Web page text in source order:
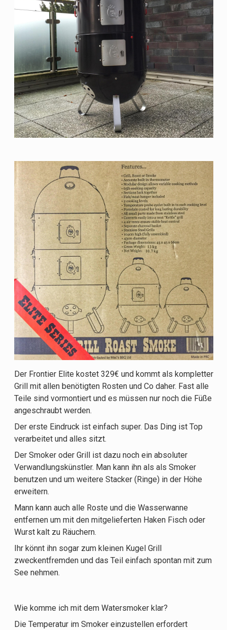
Der Frontier Elite kostet 329€ und kommt als kompletter
Grill mit allen benötigten Rosten und Co daher. Fast alle
Teile sind vormontiert und es müssen nur noch die Füße
angeschraubt werden.
Der erste Eindruck ist einfach super. Das Ding ist Top
verarbeitet und alles sitzt.
Der Smoker oder Grill ist dazu noch ein absoluter
Verwandlungskünstler. Man kann ihn als als Smoker
benutzen und um weitere Stacker (Ringe) in der Höhe
erweitern.
Mann kann auch alle Roste und die Wasserwanne
entfernen um mit den mitgelieferten Haken Fisch oder
Wurst kalt zu Räuchern.
Ihr könnt ihn sogar zum kleinen Kugel Grill
zweckentfremden und das Teil einfach spontan mit zum
See nehmen.
Wie komme ich mit dem Watersmoker klar?
Die Temperatur im Smoker einzustellen erfordert